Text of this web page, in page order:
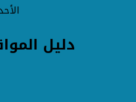
الأحد 09 أغسطس 2026
دليل